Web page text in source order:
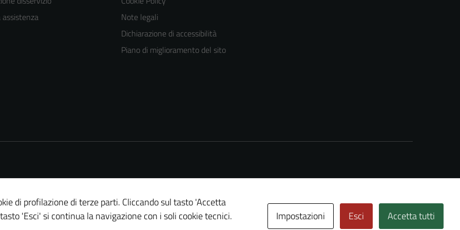
assistenza
Note legali
Dichiarazione di accessibilità
Piano di miglioramento del sito
di profilazione di terze parti. Cliccando sul tasto 'Accetta
'Esci' si continua la navigazione con i soli cookie tecnici.
Impostazioni Esci Accetta tutti